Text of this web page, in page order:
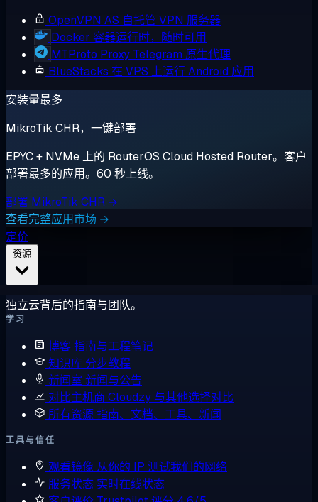
OpenVPN AS 自托管 VPN 服务器
Docker 容器运行时，随时可用
MTProto Proxy Telegram 原生代理
BlueStacks 在 VPS 上运行 Android 应用
安装量最多
MikroTik CHR，一键部署
EPYC + NVMe 上的 RouterOS Cloud Hosted Router。客户
部署最多的应用。60 秒上线。
部署 MikroTik CHR →
查看完整应用市场 →
定价
独立云背后的指南与团队。
学习
博客指南与工程笔记
知识库 分步教程
新闻室 新闻与公告
对比主机商 Cloudzy 与其他选择对比
所有资源指南、文档、工具、新闻
工具与信任
观看镜像 从你的 IP 测试我们的网络
服务状态 实时在线状态